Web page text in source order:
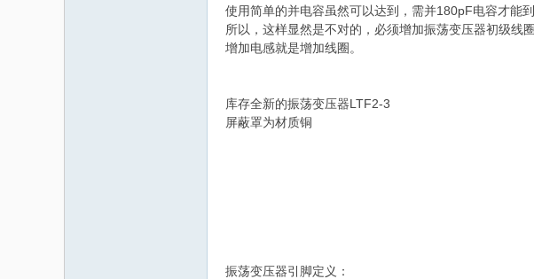
使用简单的并电容虽然可以达到，需并180pF电容才能
所以，这样显然是不对的，必须增加振荡变压器初级线
增加电感就是增加线圈。
库存全新的振荡变压器LTF2-3
屏蔽罩为材质铜
振荡变压器引脚定义：